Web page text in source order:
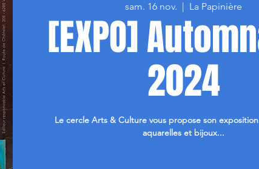
sam. 16 nov. La Papinière
[EXPO]
2024
Le cercle Arts & Culture vous propose son
aquarelles et bijoux...